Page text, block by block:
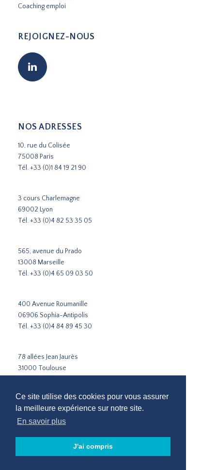
Ce site utilise des cookies pour vous assurer
la meilleure expérience sur notre site.
En savoir plus
J'ai compris
Coaching emploi
REJOIGNEZ-NOUS
NOS ADRESSES
10, rue du Colisée
75008 Paris
Tél.+33 (0)1 84 19 21 90
3 cours Charlemagne
69002 Lyon
Tél.+33 (0)4 82 53 35 05
565, avenue du Prado
13008 Marseille
Tél.+33 (0)4 65 09 03 50
400 Avenue Roumanille
06906 Sophia-Antipolis
Tél.+33 (0)4 84 89 45 30
78 allées Jean Jaurès
31000 Toulouse
Cabinet de recrutement Paris
Cabinet de recrutement Lyon
Cabinet de recrutement Toulouse